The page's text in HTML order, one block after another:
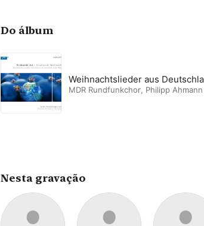
Do álbum
Weihnachtslieder aus
MDR Rundfunkchor, Philipp Ahmann
Nesta gravação